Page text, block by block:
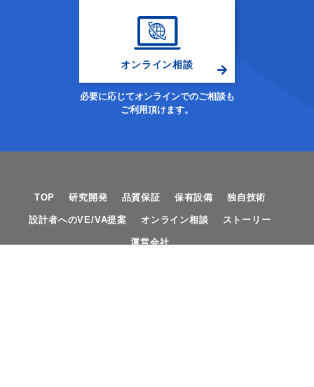
オンライン相談
必要に応じてオンラインでのご相談も
ご利用頂けます。
TOP 研究開発 品質保証 保有設備 独自技術
設計者へのVE/VA提案 オンライン相談 ストーリー
運営会社